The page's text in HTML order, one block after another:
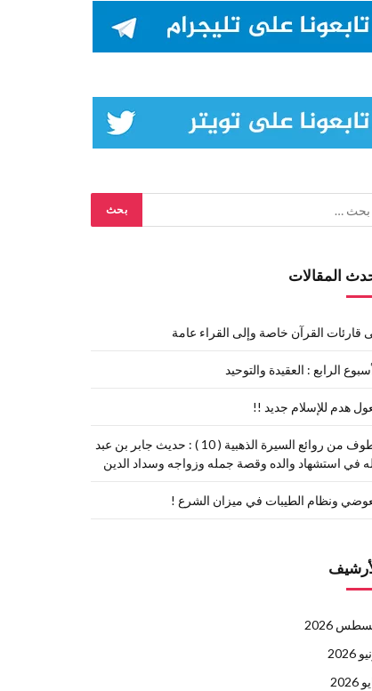
المقالات
قارئات القرآن خاصة وإلى القراء عامة
الرابع : العقيدة والتوحيد
هدم للإسلام جديد !!
قطوف من روائع السيرة الذهبية ( 10 ) : حديث جابر بن عبد
في استشهاد والده وقصة جمله وزواجه وسداد الدين
ونظام الطيبات في ميزان الشرع !
2026
2026